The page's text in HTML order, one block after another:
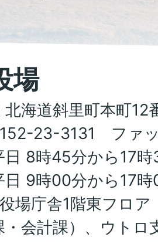
場
海道斜里町本町12
23-3131 ファ
日 8時45分から17
日 9時00分から17
場庁舎1階東フロア
・会計課）、ウトロ